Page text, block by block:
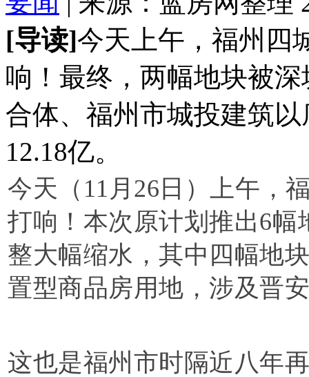
[导读]今天上午，福州四
响！最终，两幅地块被
合体、福州市城投建筑
12.18亿。
今天（11月26日）上午，
打响！本次原计划推出6
整大幅缩水，其中四幅地
置型商品房用地，涉及晋
这也是福州市时隔近八年